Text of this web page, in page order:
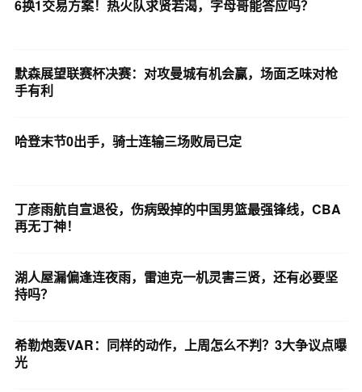
6换1交易方案！热火队求贤若渴，字母哥能答应吗？
默森展望联赛杯决赛：对攻曼城有机会赢，场面乏味对枪
手有利
哈登末节0出手，骑士连输三场败局已定
丁彦雨航自宣退役，伤病毁掉的中国男篮最强锋线，CBA
再无丁神！
湖人屋漏偏逢连夜雨，雷迪克一机灵害三贤，还有必要坚
持吗？
希勒炮轰VAR：同样的动作，上周怎么不判？3大争议点曝
光